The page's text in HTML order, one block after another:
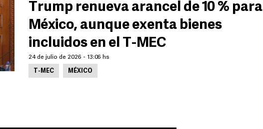
Trump renueva arancel de 10 % para
México, aunque exenta bienes
incluidos en el T-MEC
24 de julio de 2026 - 13:06 hs
T-MEC MÉXICO